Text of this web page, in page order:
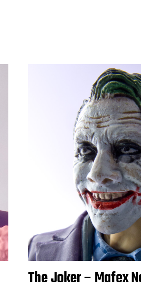
The Joker – Mafex